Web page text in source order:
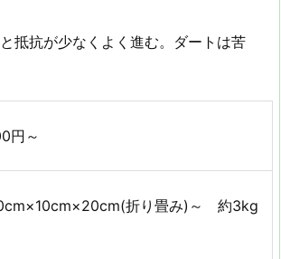
抵抗が少なくよく進む。ダートは苦
円～
折り畳み)～ 約3kg